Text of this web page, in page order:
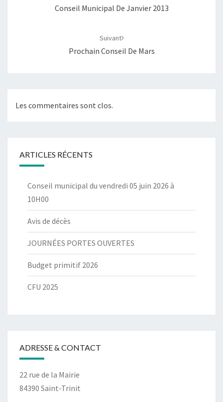
Conseil Municipal De Janvier 2013
Suivant
Prochain Conseil De Mars
Les commentaires sont clos.
ARTICLES RÉCENTS
Conseil municipal du vendredi 05 juin 2026 à
10H00
Avis de décès
JOURNÉES PORTES OUVERTES
Budget primitif 2026
CFU 2025
ADRESSE & CONTACT
22 rue de la Mairie
84390 Saint-Trinit